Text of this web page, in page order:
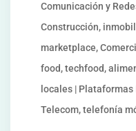
Comunicación y
Construcción,
marketplace,
food, techfood,
locales |
Telecom, telefonía